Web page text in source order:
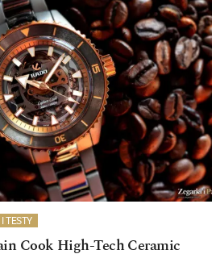
TESTY
Cook High-Tech Ceramic